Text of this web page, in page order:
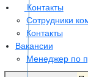
Контакты
Сотрудники
Контакты
Вакансии
Менеджер по